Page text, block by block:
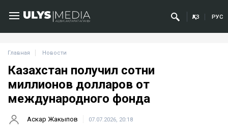
ҚАЗ РУС
Главная Новости
Казахстан получил сотни
миллионов долларов от
международного фонда
Аскар Жакыпов 07.07.2026, 20:18